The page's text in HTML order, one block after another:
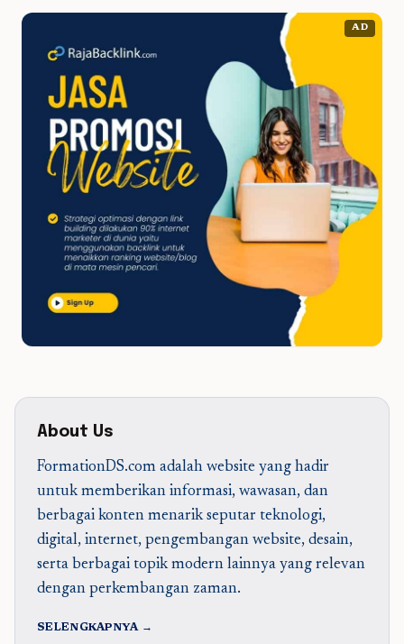
AD
About Us
FormationDS.com adalah website yang hadir
untuk memberikan informasi, wawasan, dan
berbagai konten menarik seputar teknologi,
digital, internet, pengembangan website, desain,
serta berbagai topik modern lainnya yang relevan
dengan perkembangan zaman.
SELENGKAPNYA →